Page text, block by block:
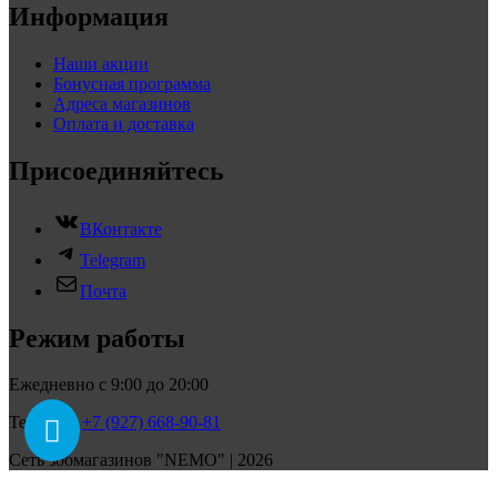
Информация
Наши акции
Бонусная программа
Адреса магазинов
Оплата и доставка
Присоединяйтесь
ВКонтакте
Telegram
Почта
Режим работы
Ежедневно с 9:00 до 20:00
Телефон:+7 (927) 668-90-81
Сеть зоомагазинов "NEMO" | 2026